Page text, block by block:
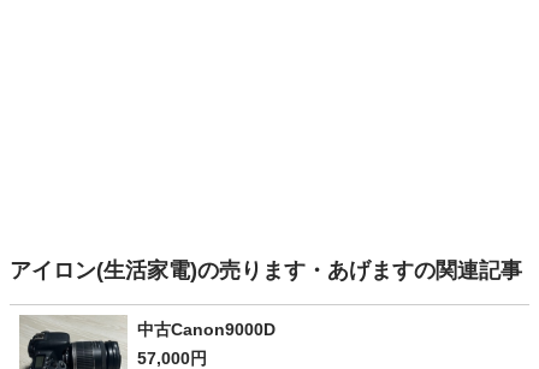
アイロン(生活家電)の売ります・あげますの関連記事
中古Canon9000D
57,000円